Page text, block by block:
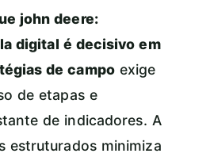
john deere:
digital é decisivo em
de campoexige
de etapas e
de indicadores. A
estruturados minimiza